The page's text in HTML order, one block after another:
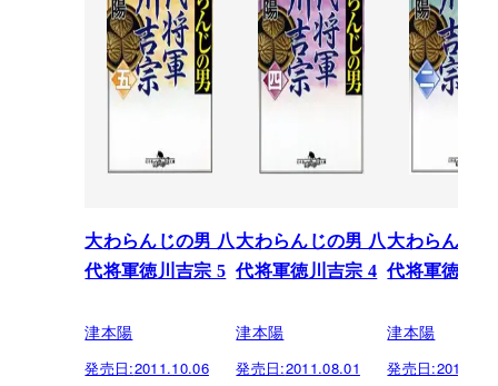
大わらんじの男 八
代将軍徳川吉宗 5
津本陽
発売日:2011.10.06
大わらんじの男 八
代将軍徳川吉宗 4
津本陽
発売日:2011.08.01
大わらんじ
代将軍徳川
津本陽
発売日: